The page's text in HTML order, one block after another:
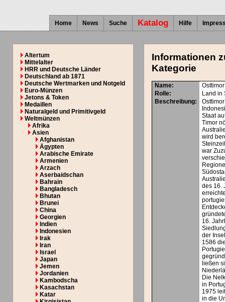
Home News Suche Katalog Hilfe
Altertum
Mittelalter
HRR und Deutsche Länder
Deutschland ab 1871
Deutsche Wertmarken und Notgeld
Euro-Münzen
Jetons & Token
Medaillen
Naturalgeld und Primitivgeld
Weltmünzen
Afrika
Asien
Afghanistan
Ägypten
Arabische Emirate
Armenien
Arzach
Aserbaidschan
Bahrain
Bangladesch
Bhutan
Brunei
China
Georgien
Indien
Indonesien
Irak
Iran
Israel
Japan
Jemen
Jordanien
Kambodscha
Kasachstan
Katar
Informationen
Kategorie
Name:
Osttimor
Rolle:
Land in
Beschreibung:
Staat
Timor
wird
war
des 16.
16.
der
1586
ließen
Die
in
1975
in die